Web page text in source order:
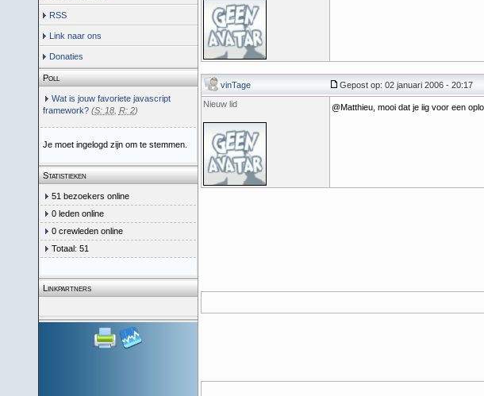
RSS
Link naar ons
Donaties
Poll
Wat is jouw favoriete javascript
framework? (S: 18, R: 2)
Je moet ingelogd zijn om te stemmen.
Statistieken
51 bezoekers online
0 leden online
0 crewleden online
Totaal: 51
Linkpartners
vinTage
Gepost op: 02 januari 2006 - 20:17
Nieuw lid
@Matthieu, mooi dat je iig voor een